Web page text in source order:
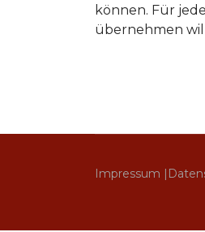
können. Für
übernehmen
Impressum |